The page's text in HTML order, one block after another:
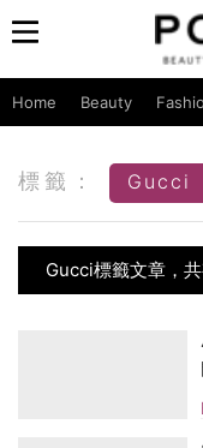
Home Beauty
標籤： Gucci
Gucci標籤文章，